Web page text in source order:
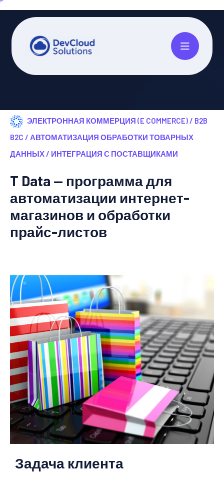
ЭЛЕКТРОННАЯ КОММЕРЦИЯ (E COMMERCE) / B2B
B2C / АВТОМАТИЗАЦИЯ ОБРАБОТКИ ТОВАРНЫХ
ДАННЫХ / ИНТЕГРАЦИЯ С ПОСТАВЩИКАМИ
T Data — программа для
автоматизации интернет-
магазинов и обработки
прайс-листов
Задача клиента